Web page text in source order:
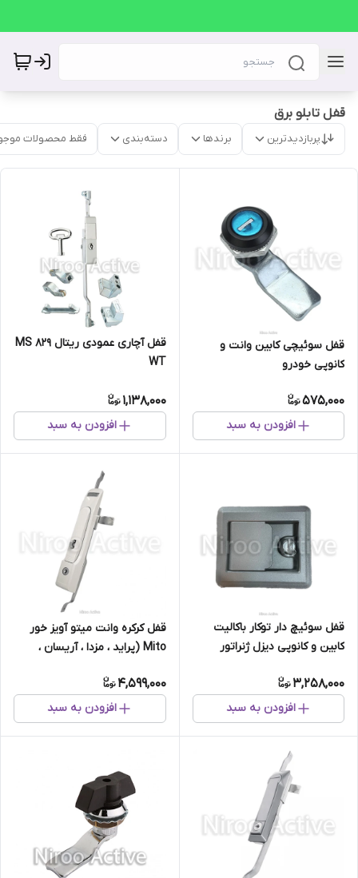
قفل تابلو برق
پربازدیدترین برندها دسته‌بندی فقط محصولات
قفل سوئیچی کابین وانت و
کانوپی خودرو
575,000
افزودن به سبد
قفل آچاری عمودی ریتال MS ۸۲۹
WT
1,138,000
افزودن به سبد
قفل سوئیچ دار توکار باکالیت
کابین و کانوپی دیزل ژنراتور
3,258,000
افزودن به سبد
قفل کرکره وانت میتو آویز خور
Mito (پراید ، مزدا ، آریسان ،
4,599,000
افزودن به سبد